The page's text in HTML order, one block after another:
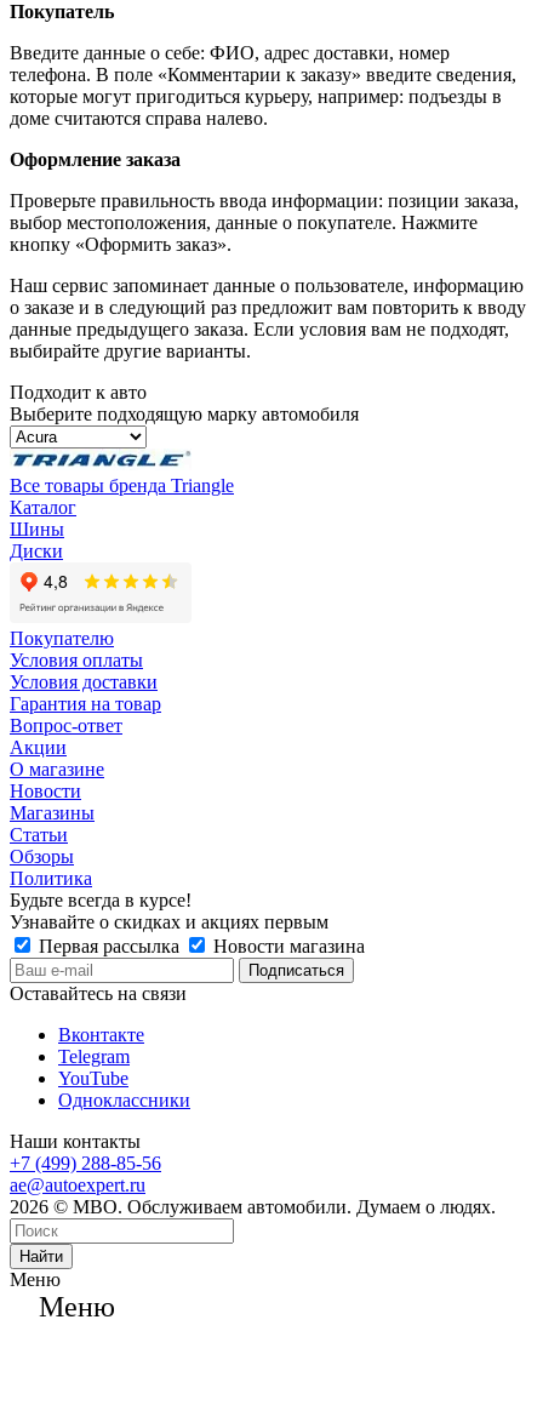
Покупатель
Введите данные о себе: ФИО, адрес доставки, номер
телефона. В поле «Комментарии к заказу» введите сведения,
которые могут пригодиться курьеру, например: подъезды в
доме считаются справа налево.
Оформление заказа
Проверьте правильность ввода информации: позиции заказа,
выбор местоположения, данные о покупателе. Нажмите
кнопку «Оформить заказ».
Наш сервис запоминает данные о пользователе, информацию
о заказе и в следующий раз предложит вам повторить к вводу
данные предыдущего заказа. Если условия вам не подходят,
выбирайте другие варианты.
Подходит к авто
Выберите подходящую марку автомобиля
Все товары бренда Triangle
Каталог
Шины
Диски
Покупателю
Условия оплаты
Условия доставки
Гарантия на товар
Вопрос-ответ
Акции
О магазине
Новости
Магазины
Статьи
Обзоры
Политика
Будьте всегда в курсе!
Узнавайте о скидках и акциях первым
Первая рассылка
Новости магазина
Оставайтесь на связи
Вконтакте
Telegram
YouTube
Одноклассники
Наши контакты
+7 (499) 288-85-56
ae@autoexpert.ru
2026 © МВО. Обслуживаем автомобили. Думаем о людях.
Найти
Меню
Меню